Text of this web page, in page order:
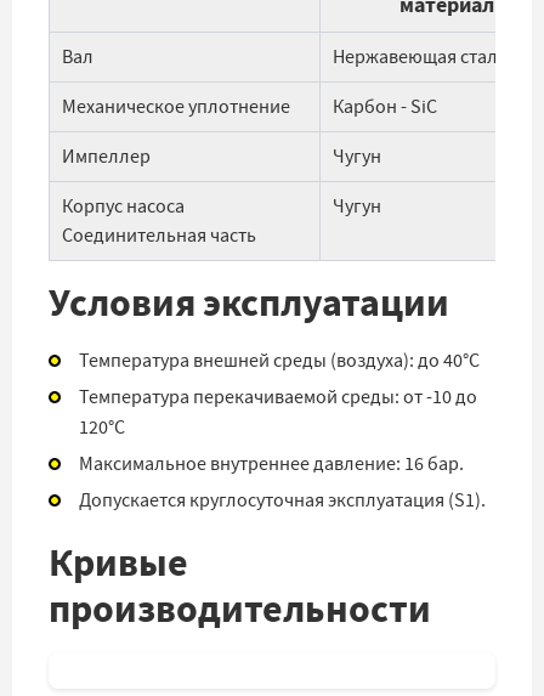
Вал Нержавеющая сталь
Механическое уплотнение Карбон - SiC
Импеллер Чугун
Корпус насоса
Соединительная часть
Чугун
Условия эксплуатации
Температура внешней среды (воздуха): до 40°С
Температура перекачиваемой среды: от -10 до
120°С
Максимальное внутреннее давление: 16 бар.
Допускается круглосуточная эксплуатация (S1).
Кривые
производительности